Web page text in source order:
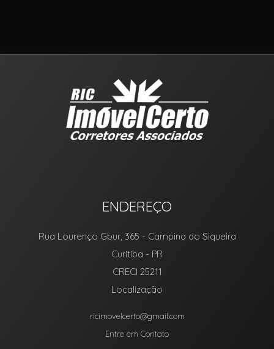
ENDEREÇO
Rua Lourenço Gbur, 365 - Campina do Siqueira
Curitiba - PR
CRECI 25211
Localização
ricimovelcerto@gmail.com
Entre em Contato